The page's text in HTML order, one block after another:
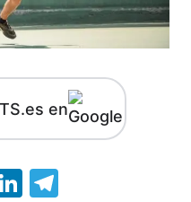
en
LinkedIn